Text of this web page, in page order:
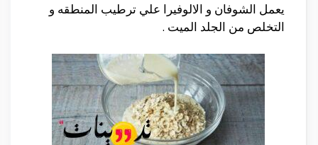
يعمل الشوفان و الالوفيرا علي ترطيب المنطقه و
التخلص من الجلد الميت .